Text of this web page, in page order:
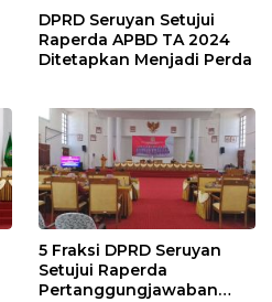
DPRD Seruyan Setujui
Raperda APBD TA 2024
Ditetapkan Menjadi Perda
5 Fraksi DPRD Seruyan
Setujui Raperda
Pertanggungjawaban